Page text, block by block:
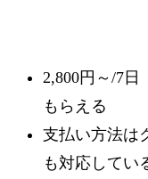
2,800円～/7日
もらえる
支払い方法は
も対応してい